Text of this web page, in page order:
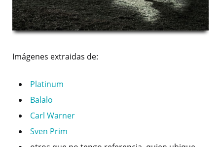
Imágenes extraidas de:
Platinum
Balalo
Carl Warner
Sven Prim